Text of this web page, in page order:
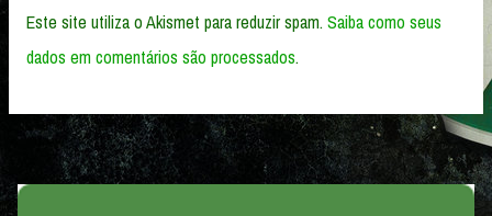
Este site utiliza o Akismet para reduzir spam.Saiba como seus
dados em comentários são processados.